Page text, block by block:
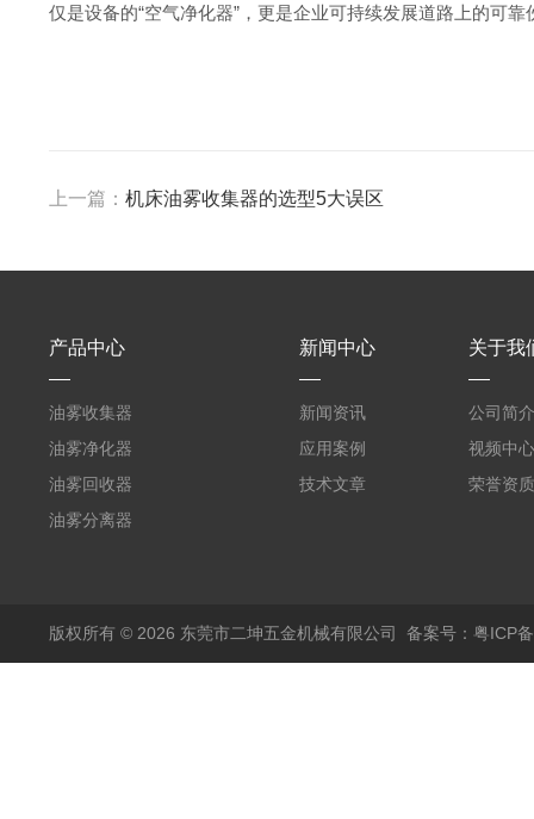
仅是设备的“空气净化器”，更是企业可持续发展道路上的可靠
上一篇： 机床油雾收集器的选型5大误区
产品中心
油雾收集器
油雾净化器
油雾回收器
油雾分离器
新闻中心
新闻资讯
应用案例
技术文章
关于我
公司简介
视频中心
荣誉资质
版权所有 © 2026 东莞市二坤五金机械有限公司 备案号：粤ICP